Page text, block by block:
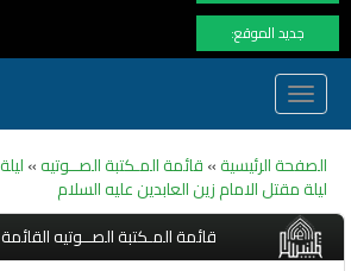
جديد الموقع:
Toggle
navigation
الصفحة الرئيسية»قائمة المـكتبة الصــوتيه»
ليلة مقتل الامام زين العابدين عليه السلام
قائمة المـكتبة الصــوتيه القائمة